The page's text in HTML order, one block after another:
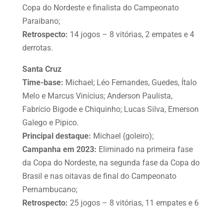
Copa do Nordeste e finalista do Campeonato
Paraibano;
Retrospecto: 14 jogos – 8 vitórias, 2 empates e 4
derrotas.
Santa Cruz
Time-base: Michael; Léo Fernandes, Guedes, Ítalo
Melo e Marcus Vinícius; Anderson Paulista,
Fabrício Bigode e Chiquinho; Lucas Silva, Emerson
Galego e Pipico.
Principal destaque: Michael (goleiro);
Campanha em 2023: Eliminado na primeira fase
da Copa do Nordeste, na segunda fase da Copa do
Brasil e nas oitavas de final do Campeonato
Pernambucano;
Retrospecto: 25 jogos – 8 vitórias, 11 empates e 6